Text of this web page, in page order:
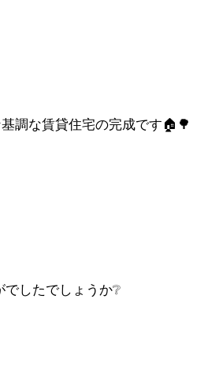
調な賃貸住宅の完成です🏠🌳
でしたでしょうか❔